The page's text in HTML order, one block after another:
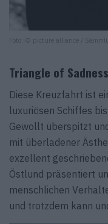
Foto: © picture alliance /
Triangle of
Diese Kreuzfahrt ist
luxuriösen Schiffes
Gewollt überspitzt
mit überladener
exzellent
Östlund präsentiert
menschlichen
und trotzdem kann